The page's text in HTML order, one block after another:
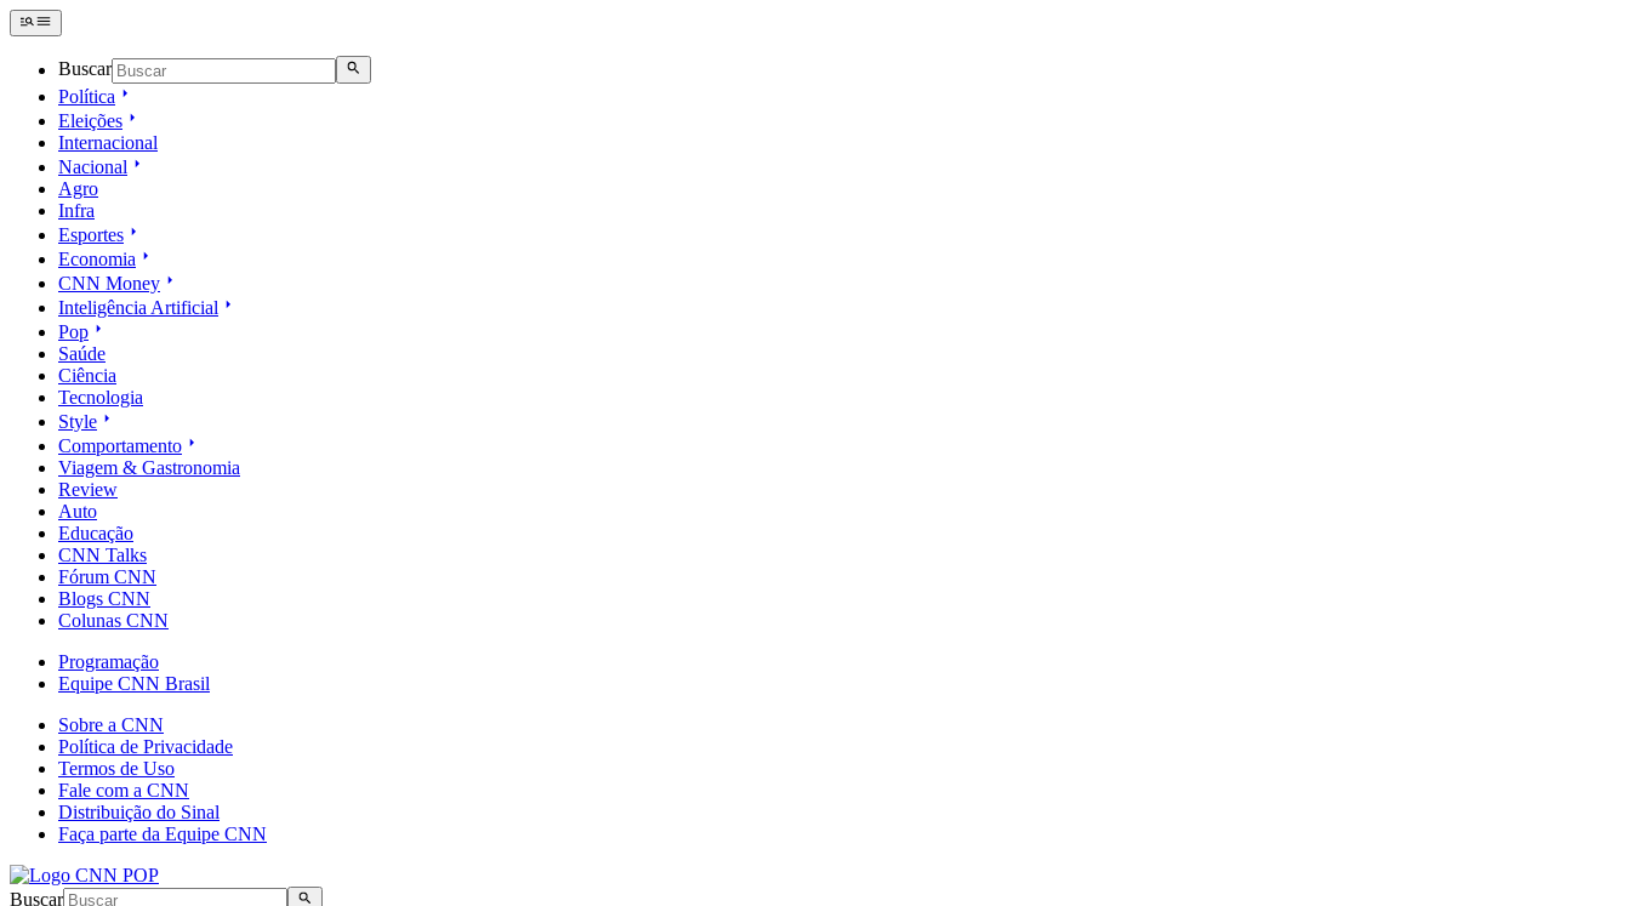
Buscar
Política
Eleições
Internacional
Nacional
Agro
Infra
Esportes
Economia
CNN Money
Inteligência Artificial
Pop
Saúde
Ciência
Tecnologia
Style
Comportamento
Viagem & Gastronomia
Review
Auto
Educação
CNN Talks
Fórum CNN
Blogs CNN
Colunas CNN
Programação
Equipe CNN Brasil
Sobre a CNN
Política de Privacidade
Termos de Uso
Fale com a CNN
Distribuição do Sinal
Faça parte da Equipe CNN
Buscar